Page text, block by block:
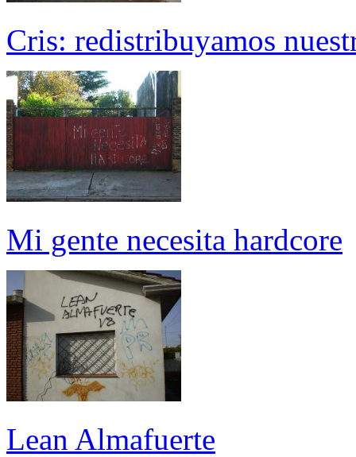
Cris: redistribuyamos
Mi gente necesita hardcore
Lean Almafuerte